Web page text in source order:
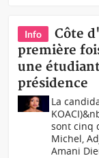
Info
Côte
première
une
présidence
La
sont cinq
Michel,
Amani